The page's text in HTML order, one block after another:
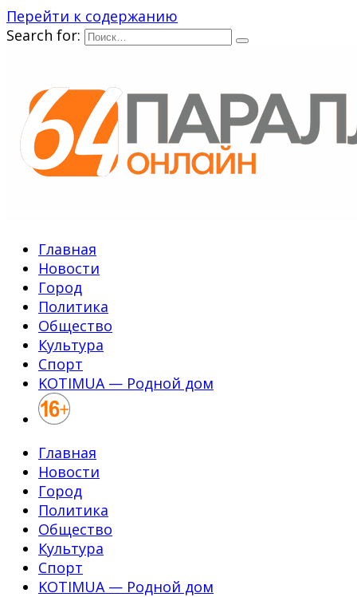
Перейти к содержанию
Search for:
Главная
Новости
Город
Политика
Общество
Культура
Спорт
KOTIMUA — Родной дом
Главная
Новости
Город
Политика
Общество
Культура
Спорт
KOTIMUA — Родной дом